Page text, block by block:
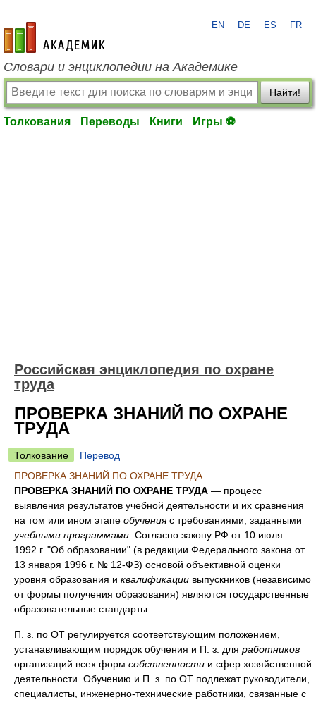
academic.ru
EN DE ES FR
Словари и энциклопедии на Академике
Найти!
Толкования Переводы Книги Игры ⚽
Российская энциклопедия по охране
труда
ПРОВЕРКА ЗНАНИЙ ПО ОХРАНЕ
ТРУДА
Толкование
Перевод
ПРОВЕРКА ЗНАНИЙ ПО ОХРАНЕ ТРУДА
ПРОВЕРКА ЗНАНИЙ ПО ОХРАНЕ ТРУДА — процесс
выявления результатов учебной деятельности и их сравнения
на том или ином этапе обученияс требованиями, заданными
учебными программами . Согласно закону РФ от 10 июля
1992 г. "Об образовании" (в редакции Федерального закона от
13 января 1996 г. № 12-ФЗ) основой объективной оценки
уровня образования и квалификации выпускников (независимо
от формы получения образования) являются государственные
образовательные стандарты.
П. з. по ОТ регулируется соответствующим положением,
устанавливающим порядок обучения и П. з. для работников
организаций всех форм собственности и сфер хозяйственной
деятельности. Обучению и П. з. по ОТ подлежат руководители,
специалисты, инженерно-технические работники, связанные с